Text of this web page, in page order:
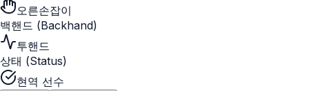
오른손잡이
백핸드 (Backhand)
투핸드
상태 (Status)
현역 선수